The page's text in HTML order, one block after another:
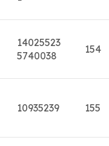
14025523
5740038
154
10935239 155